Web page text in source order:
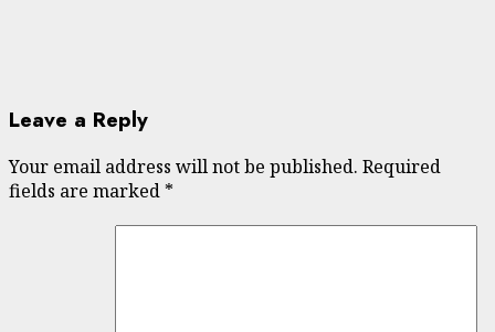
Leave a Reply
Your email address will not be published. Required
fields are marked *